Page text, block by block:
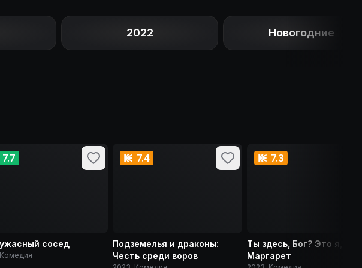
2022 Новогодние
7.7
сосед
7.4
Подземелья и драконы:
Честь среди воров
7.3
Ты здесь, Бог? Это я,
Маргарет